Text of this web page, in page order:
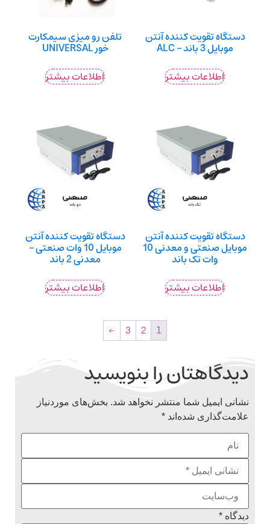
دستگاه تقویت کننده آنتن
موبایل 3 باند – ALC
اطلاعات بیشتر
تلفن رو میزی سیمکارت
خور UNIVERSAL
اطلاعات بیشتر
دستگاه تقویت کننده آنتن
موبایل صنعتی و معدنی 10
وات تک باند
اطلاعات بیشتر
دستگاه تقویت کننده آنتن
موبایل 10 وات صنعتی –
معدنی 2 باند
اطلاعات بیشتر
1
2
3
←
دیدگاهتان را بنویسید
نشانی ایمیل شما منتشر نخواهد شد. بخش‌های موردنیاز
علامت‌گذاری شده‌اند *
دیدگاه *